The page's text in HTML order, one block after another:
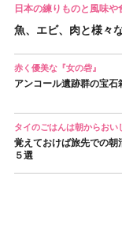
日本の練りものと風味や
魚、エビ、肉と様々
赤く優美な『女の砦』
アンコール遺跡群の宝
タイのごはんは朝からおい
覚えておけば旅先での朝
５選